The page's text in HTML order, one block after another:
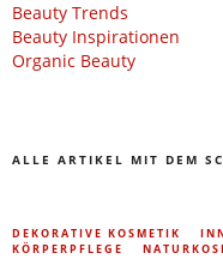
Beauty Trends
Beauty Inspirationen
Organic Beauty
ALLE ARTIKEL MIT DEM
DEKORATIVE KOSMETIK
KÖRPERPFLEGE